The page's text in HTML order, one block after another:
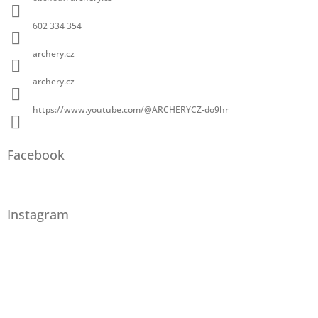
602 334 354
archery.cz
archery.cz
https://www.youtube.com/@ARCHERYCZ-do9hr
Facebook
Instagram